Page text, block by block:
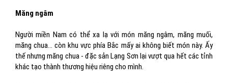
Măng ngâm
Người miền Nam có thể xa lạ với món măng ngâm, măng muối,
măng chua… còn khu vực phía Bắc mấy ai không biết món này. Ấy
thế nhưng măng chua - đặc sản Lạng Sơn lại vượt qua hết các tỉnh
khác tạo thành thương hiệu riêng cho mình.